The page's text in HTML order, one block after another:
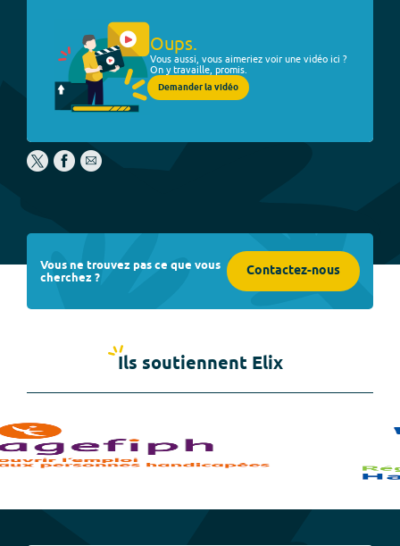
Oups.
Vous aussi, vous aimeriez voir une vidéo ici ?
On y travaille, promis.
Demander la vidéo
Vous ne trouvez pas ce que vous
cherchez ? Contactez-nous
Ils soutiennent Elix